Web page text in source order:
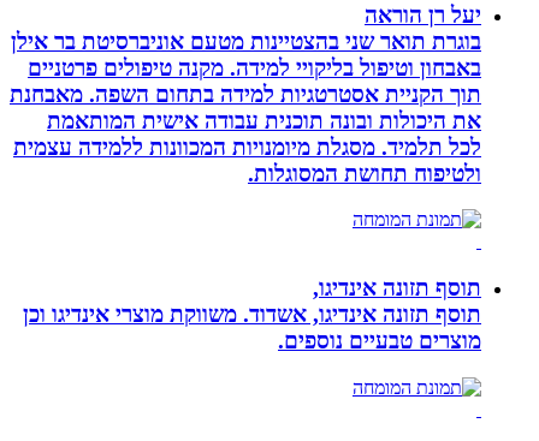
יעל רן הוראה
בוגרת תואר שני בהצטיינות מטעם אוניברסיטת בר אילן
באבחון וטיפול בליקויי למידה. מקנה טיפולים פרטניים
תוך הקניית אסטרטגיות למידה בתחום השפה. מאבחנת
את היכולות ובונה תוכנית עבודה אישית המותאמת
לכל תלמיד. מסגלת מיומנויות המכוונות ללמידה עצמית
ולטיפוח תחושת המסוגלות.
תוסף תזונה אינדיגו,
תוסף תזונה אינדיגו, אשדוד. משווקת מוצרי אינדיגו וכן
מוצרים טבעיים נוספים.